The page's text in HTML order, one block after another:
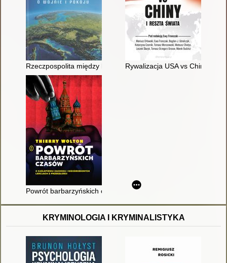
Rzeczpospolita między lądem a morzem : o wojnie i pokoju
Rywalizacja USA vs Chiny i
Powrót barbarzyńskich czasów : o zaślepieniu Zachodu i
KRYMINOLOGIA I KRYMINALISTYKA